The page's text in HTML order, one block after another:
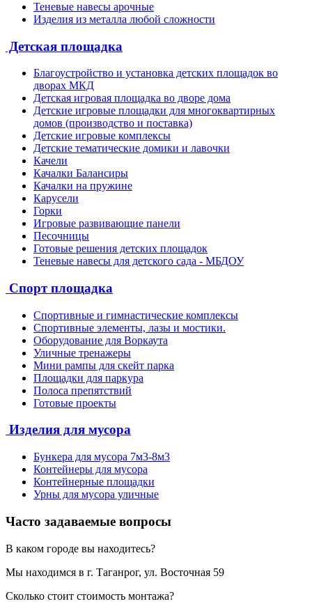
Теневые навесы арочные
Изделия из металла любой сложности
Детская площадка
Благоустройство и установка детских площадок во
дворах МКД
Детская игровая площадка во дворе дома
Детские игровые площадки для многоквартирных
домов (производство и поставка)
Детские игровые комплексы
Детские тематические домики и лавочки
Качели
Качалки Балансиры
Качалки на пружине
Карусели
Горки
Игровые развивающие панели
Песочницы
Готовые решения детских площадок
Теневые навесы для детского сада - МБДОУ
Спорт площадка
Спортивные и гимнастические комплексы
Спортивные элементы, лазы и мостики.
Оборудование для Воркаута
Уличные тренажеры
Мини рампы для скейт парка
Площадки для паркура
Полоса препятствий
Готовые проекты
Изделия для мусора
Бункера для мусора 7м3-8м3
Контейнеры для мусора
Контейнерные площадки
Урны для мусора уличные
Часто задаваемые вопросы
В каком городе вы находитесь?
Мы находимся в г. Таганрог, ул. Восточная 59
Сколько стоит стоимость монтажа?